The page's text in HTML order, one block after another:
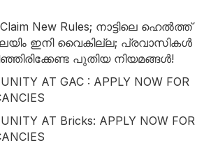
New Rules; നാട്ടിലെ ഹെൽത്ത്
ഇനി വൈകില്ല; പ്രവാസികൾ
പുതിയ നിയമങ്ങൾ!
AT GAC : APPLY NOW FOR
AT Bricks: APPLY NOW FOR